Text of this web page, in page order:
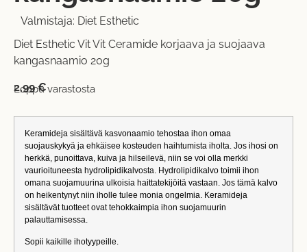
Valmistaja: Diet Esthetic
Diet Esthetic Vit Vit Ceramide korjaava ja suojaava
kangasnaamio 20g
2,99€
Loppu varastosta
Keramideja sisältävä kasvonaamio tehostaa ihon omaa
suojauskykyä ja ehkäisee kosteuden haihtumista iholta. Jos ihosi on
herkkä, punoittava, kuiva ja hilseilevä, niin se voi olla merkki
vaurioituneesta hydrolipidikalvosta. Hydrolipidikalvo toimii ihon
omana suojamuurina ulkoisia haittatekijöitä vastaan. Jos tämä kalvo
on heikentynyt niin iholle tulee monia ongelmia. Keramideja
sisältävät tuotteet ovat tehokkaimpia ihon suojamuurin
palauttamisessa.
Sopii kaikille ihotyypeille.